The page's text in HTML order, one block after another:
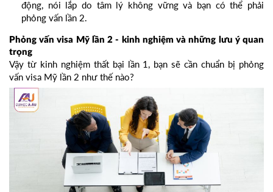
động, nói lắp do tâm lý không vững và bạn có thể phải
phỏng vấn lần 2.
Phỏng vấn visa Mỹ lần 2 - kinh nghiệm và những lưu ý quan
trọng
Vậy từ kinh nghiệm thất bại lần 1, bạn sẽ cần chuẩn bị phỏng
vấn visa Mỹ lần 2 như thế nào?